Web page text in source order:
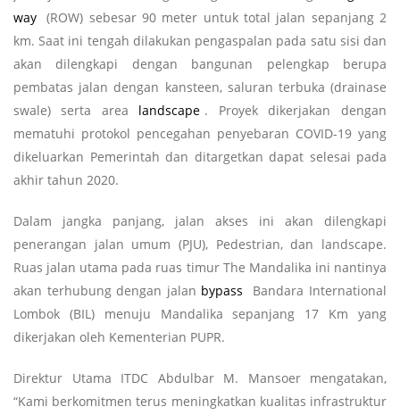
way (ROW) sebesar 90 meter untuk total jalan sepanjang 2
km. Saat ini tengah dilakukan pengaspalan pada satu sisi dan
akan dilengkapi dengan bangunan pelengkap berupa
pembatas jalan dengan kansteen, saluran terbuka (drainase
swale) serta area landscape . Proyek dikerjakan dengan
mematuhi protokol pencegahan penyebaran COVID-19 yang
dikeluarkan Pemerintah dan ditargetkan dapat selesai pada
akhir tahun 2020.
Dalam jangka panjang, jalan akses ini akan dilengkapi
penerangan jalan umum (PJU), Pedestrian, dan landscape.
Ruas jalan utama pada ruas timur The Mandalika ini nantinya
akan terhubung dengan jalan bypass
Bandara International
Lombok (BIL) menuju Mandalika sepanjang 17 Km yang
dikerjakan oleh Kementerian PUPR.
Direktur Utama ITDC Abdulbar M. Mansoer mengatakan,
“Kami berkomitmen terus meningkatkan kualitas infrastruktur